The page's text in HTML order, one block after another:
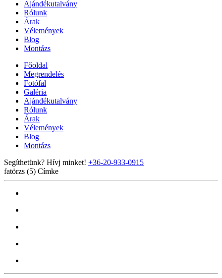
Ajándékutalvány
Rólunk
Árak
Vélemények
Blog
Montázs
Főoldal
Megrendelés
Fotófal
Galéria
Ajándékutalvány
Rólunk
Árak
Vélemények
Blog
Montázs
Segíthetünk? Hívj minket! +36-20-933-0915
fatörzs (5) Címke